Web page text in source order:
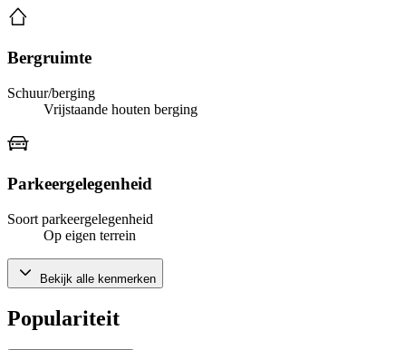
Bergruimte
Schuur/berging
Vrijstaande houten berging
Parkeergelegenheid
Soort parkeergelegenheid
Op eigen terrein
Bekijk alle kenmerken
Populariteit